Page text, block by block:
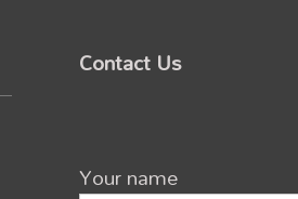
Contact Us
Your name